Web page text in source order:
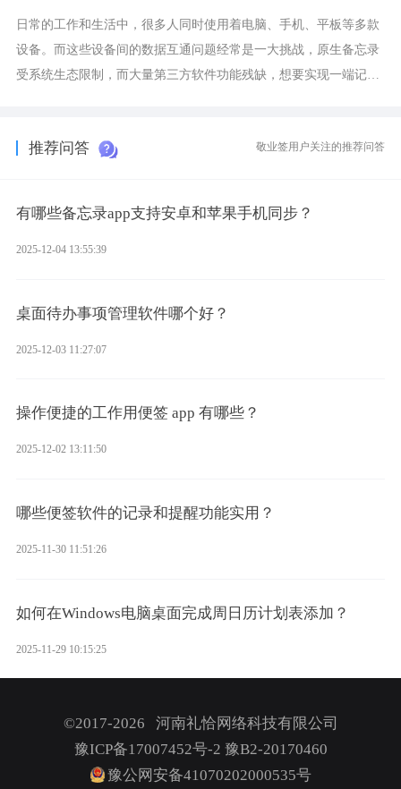
日常的工作和生活中，很多人同时使用着电脑、手机、平板等多款
设备。而这些设备间的数据互通问题经常是一大挑战，原生备忘录
受系统生态限制，而大量第三方软件功能残缺，想要实现一端记
推荐问答 敬业签用户关注的推荐问答
有哪些备忘录app支持安卓和苹果手机同步？
2025-12-04 13:55:39
桌面待办事项管理软件哪个好？
2025-12-03 11:27:07
操作便捷的工作用便签 app 有哪些？
2025-12-02 13:11:50
哪些便签软件的记录和提醒功能实用？
2025-11-30 11:51:26
如何在Windows电脑桌面完成周日历计划表添加？
2025-11-29 10:15:25
©2017-2026 河南礼恰网络科技有限公司
豫ICP备17007452号-2 豫B2-20170460
豫公网安备41070202000535号